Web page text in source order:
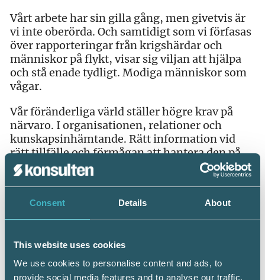
Consent Details About
This website uses cookies
We use cookies to personalise content and ads, to
provide social media features and to analyse our traffic.
Vårt arbete har sin gilla gång, men givetvis är
vi inte oberörda. Och samtidigt som vi förfasas
över rapporteringar från krigshärdar och
människor på flykt, visar sig viljan att hjälpa
och stå enade tydligt. Modiga människor som
vågar.
Vår föränderliga värld ställer högre krav på
närvaro. I organisationen, relationer och
kunskapsinhämtande. Rätt information vid
rätt tillfälle och förmågan att hantera den på
korrekt sätt. Frågan om ledarskap aktualiseras
ånyo. Fantastiska ledare har trätt fram under
inte bara ledarskap för chefer. I denna
föränderliga värld blir självledarskapet allt
den att fortsätta förändras såsom den alltid har
gjort. Det du kan göra är att ta kontroll över det
som du kan påverka. Gällande världsläget, kom